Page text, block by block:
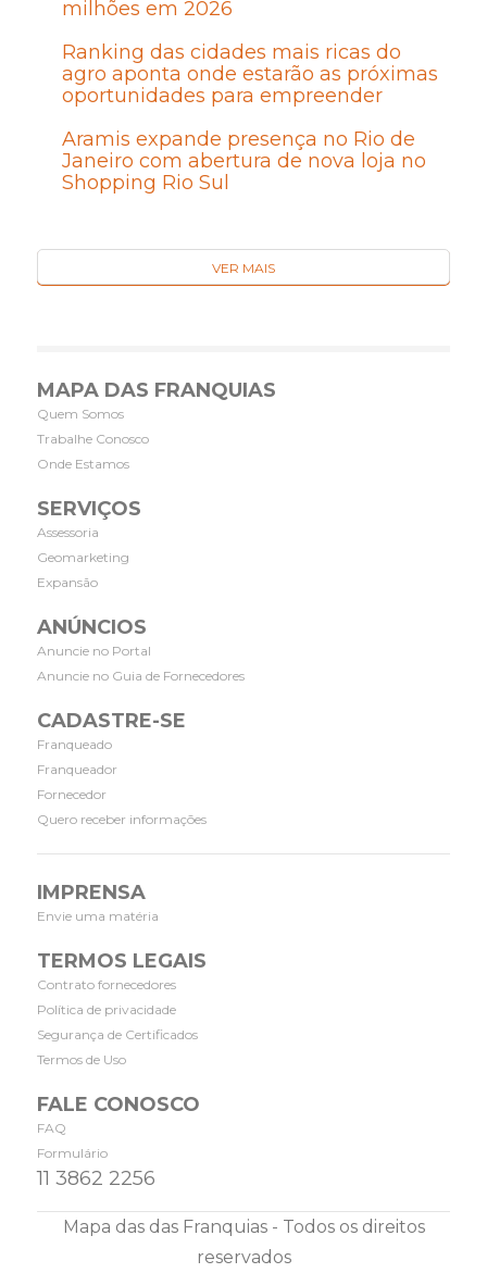
milhões em 2026
Ranking das cidades mais ricas do
agro aponta onde estarão as próximas
oportunidades para empreender
Aramis expande presença no Rio de
Janeiro com abertura de nova loja no
Shopping Rio Sul
VER MAIS
MAPA DAS FRANQUIAS
Quem Somos
Trabalhe Conosco
Onde Estamos
SERVIÇOS
Assessoria
Geomarketing
Expansão
ANÚNCIOS
Anuncie no Portal
Anuncie no Guia de Fornecedores
CADASTRE-SE
Franqueado
Franqueador
Fornecedor
Quero receber informações
IMPRENSA
Envie uma matéria
TERMOS LEGAIS
Contrato fornecedores
Política de privacidade
Segurança de Certificados
Termos de Uso
FALE CONOSCO
FAQ
Formulário
11 3862 2256
Mapa das das Franquias - Todos os direitos
reservados